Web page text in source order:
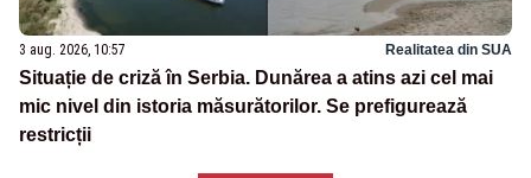
3 aug. 2026, 10:57 Realitatea din SUA
Situație de criză în Serbia. Dunărea a atins azi cel mai
mic nivel din istoria măsurătorilor. Se prefigurează
restricții